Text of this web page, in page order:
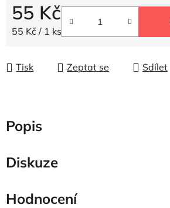
55 Kč
Měrná cena:
55 Kč / 1 ks
Tisk Zeptat se Sdílet
Popis
Diskuze
Hodnocení